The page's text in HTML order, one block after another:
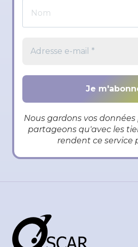
Nous gardons vos données
partageons qu'avec les
rendent ce service